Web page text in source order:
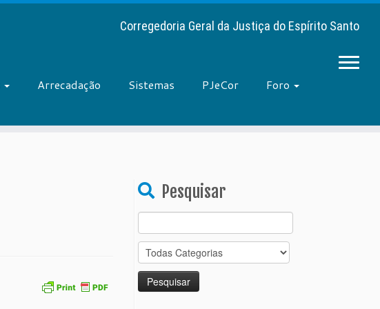
Corregedoria Geral da Justiça do Espírito Santo
Arrecadação Sistemas PJeCor
Foro
Pesquisar
for: